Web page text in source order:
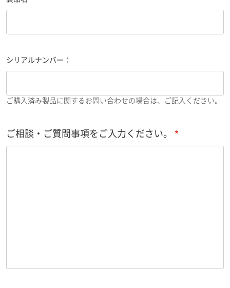
シリアルナンバー：
ご購入済み製品に関するお問い合わせの場合は、ご記入ください。
ご相談・ご質問事項をご入力ください。